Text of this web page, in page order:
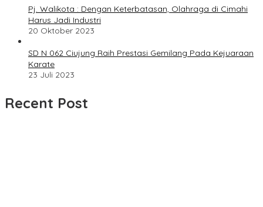
Pj. Walikota : Dengan Keterbatasan, Olahraga di Cimahi
Harus Jadi Industri
20 Oktober 2023
SD N 062 Ciujung Raih Prestasi Gemilang Pada Kejuaraan
Karate
23 Juli 2023
Recent Post